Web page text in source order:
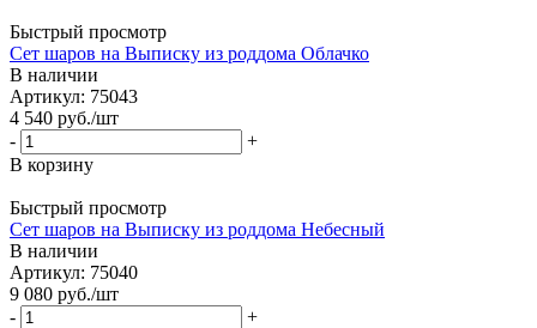
Быстрый просмотр
Сет шаров на Выписку из роддома Облачко
В наличии
Артикул: 75043
4 540 руб./шт
-
+
В корзину
Быстрый просмотр
Сет шаров на Выписку из роддома Небесный
В наличии
Артикул: 75040
9 080 руб./шт
-
+